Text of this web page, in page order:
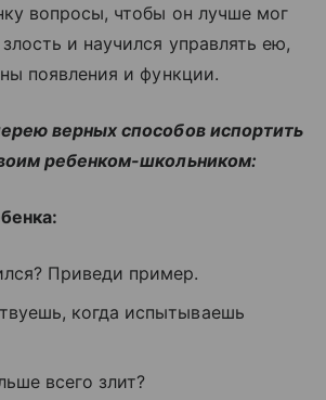
вопросы, чтобы он лучше мог
и научился управлять ею,
появления и функции.
верных способов испортить
ребенком-школьником:
Приведи пример.
когда испытываешь
всего злит?